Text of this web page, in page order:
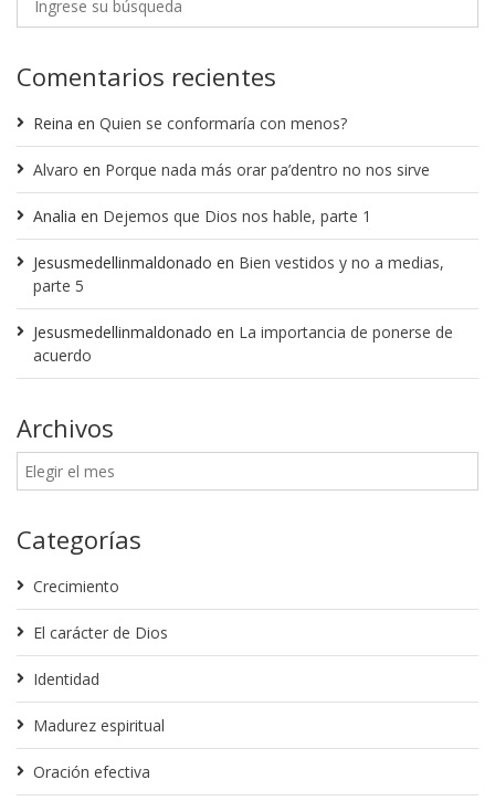
Comentarios recientes
Reina en Quien se conformaría con menos?
Alvaro en Porque nada más orar pa’dentro no nos sirve
Analia en Dejemos que Dios nos hable, parte 1
Jesusmedellinmaldonado en Bien vestidos y no a medias,
parte 5
Jesusmedellinmaldonado en La importancia de ponerse de
acuerdo
Archivos
Categorías
Crecimiento
El carácter de Dios
Identidad
Madurez espiritual
Oración efectiva